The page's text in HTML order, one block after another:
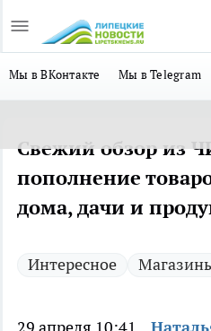
Мы в ВКонтакте Мы в Telegram
Свежий обзор из
пополнение
дома, дачи и
Интересное